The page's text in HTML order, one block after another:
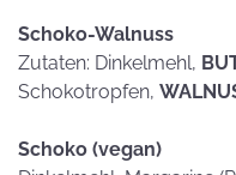
Schoko-Walnuss
Zutaten: Dinkelmehl,
Schokotropfen,
Schoko (vegan)